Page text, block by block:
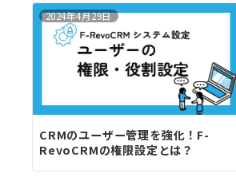
2024年4月29日
CRMのユーザー管理を強化！F-
RevoCRMの権限設定とは？